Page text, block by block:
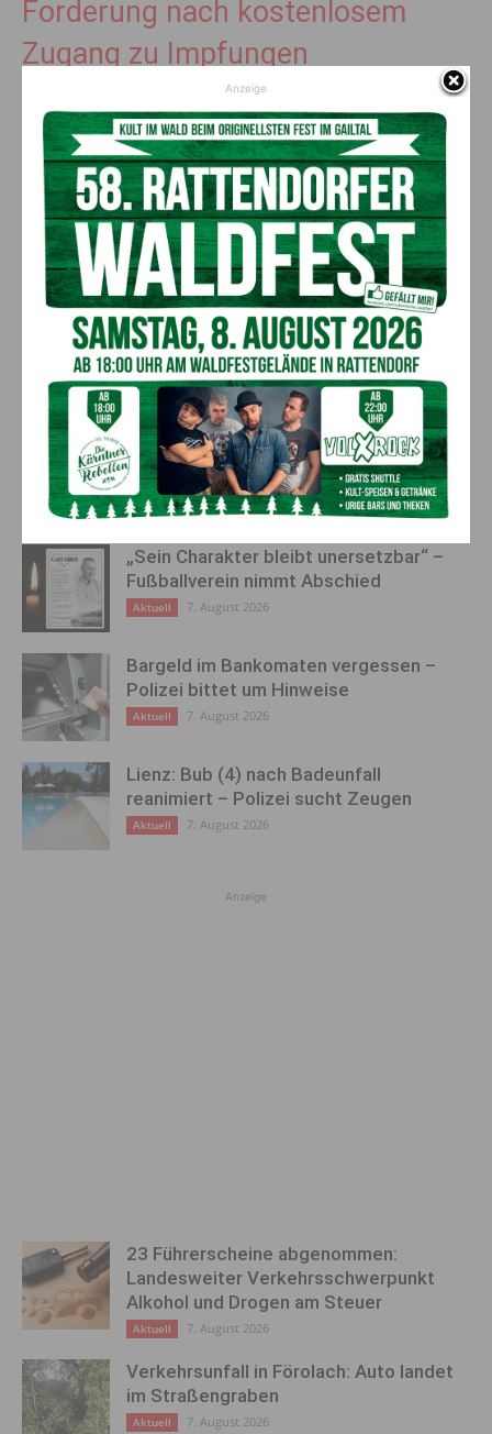
Forderung nach kostenlosem
Zugang zu Impfungen
Die Österreichische Gesellschaft für Pneumologie (ÖGP)
fordert daher gemeinsam mit Selbsthilfeorganisationen das
Gesundheitsministerium (BMSGPK) und die
Sozialversicherungsträger auf, chronisch Lungenkranken im
Sinne der „vorgezogenen Heilbehandlung“ einen kostenlosen
Zugang zu allen empfohlenen Impfungen zu ermöglichen.
Präventive Impfungen könnten Leben retten und sollten für
diese vulnerablen Gruppen uneingeschränkt zugänglich sein.
Vorheriger Artikel
Frauenhaus Klagenfurt hilft
seit 40 Jahren
Nächster Artikel
Verhandlung wegen
gewerbsmäßigen schweren
Betrugs und Veruntreuung
AKTUELLES
„Sein Charakter bleibt unersetzbar“ –
Fußballverein nimmt Abschied
Aktuell 7. August 2026
Bargeld im Bankomaten vergessen –
Polizei bittet um Hinweise
Aktuell 7. August 2026
Lienz: Bub (4) nach Badeunfall
reanimiert – Polizei sucht Zeugen
Aktuell 7. August 2026
Anzeige
23 Führerscheine abgenommen:
Landesweiter Verkehrsschwerpunkt
Alkohol und Drogen am Steuer
Aktuell 7. August 2026
Verkehrsunfall in Förolach: Auto landet
im Straßengraben
Aktuell 7. August 2026
Anzeige